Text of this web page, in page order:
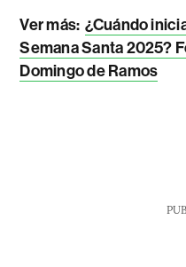
Ver más: ¿Cuándo
Semana Santa 2025?
Domingo de Ramos